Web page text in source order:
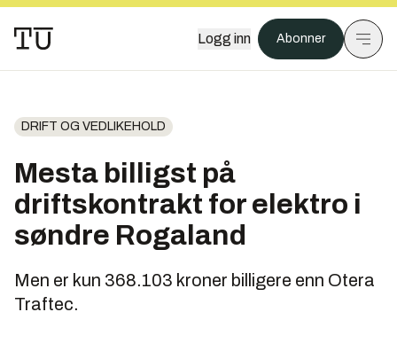
Logg inn Abonner
DRIFT OG VEDLIKEHOLD
Mesta billigst på
driftskontrakt for elektro i
søndre Rogaland
Men er kun 368.103 kroner billigere enn Otera
Traftec.